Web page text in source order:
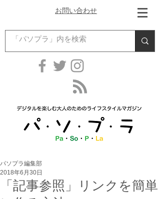
お問い合わせ
「記事参照」リンクを簡単
パソプラ編集部
2018年6月30日